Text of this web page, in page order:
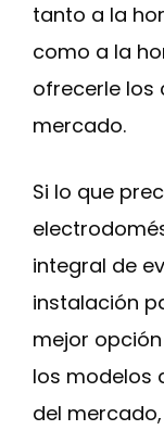
tanto a la
como a la
ofrecerle los
mercado.
Si lo que
integral de
instalación
mejor
los modelos
del